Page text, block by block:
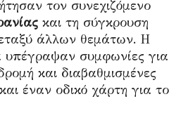
τον συνεχιζόμενο
και τη σύγκρουση
άλλων θεμάτων. Η
υπέγραψαν συμφωνίες για
και διαβαθμισμένες
έναν οδικό χάρτη για το